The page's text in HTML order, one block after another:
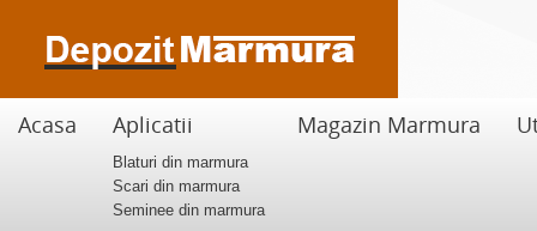
Acasa Aplicatii
Blaturi din marmura
Scari din marmura
Seminee din marmura
Magazin Marmura